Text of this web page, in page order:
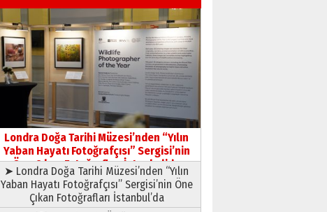
03 Ağustos 2026 Pazartesi
Yıldırım Gündoğdu
HAVVA’NIN ÜÇ KIZI
09 Temmuz 2026 Perşembe
Yusuf POLAT
Şampiyonluk Sebahattin
Şirin’e yazar
11 Mayıs 2026 Pazartesi
Londra Doğa Tarihi Müzesi’nden “Yılın
Yaban Hayatı Fotoğrafçısı” Sergisi’nin
Öne Çıkan Fotoğrafları İstanbul’da
➤ Londra Doğa Tarihi Müzesi’nden “Yılın
Yaban Hayatı Fotoğrafçısı” Sergisi’nin Öne
Çıkan Fotoğrafları İstanbul’da